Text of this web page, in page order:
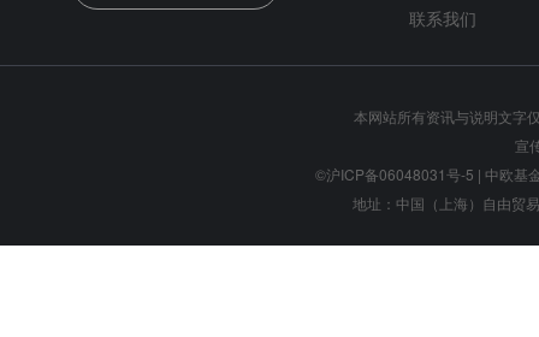
联系我们
本网站所有资讯与说明文字
宣
©沪ICP备06048031号-5 | 中欧基
地址：中国（上海）自由贸